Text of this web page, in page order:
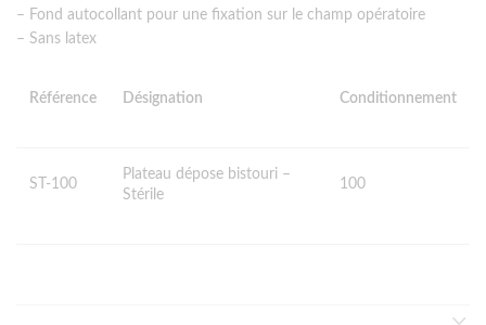
– Fond autocollant pour une fixation sur le champ opératoire
– Sans latex
Référence Désignation Conditionnement
ST-100
Plateau dépose bistouri –
Stérile
100